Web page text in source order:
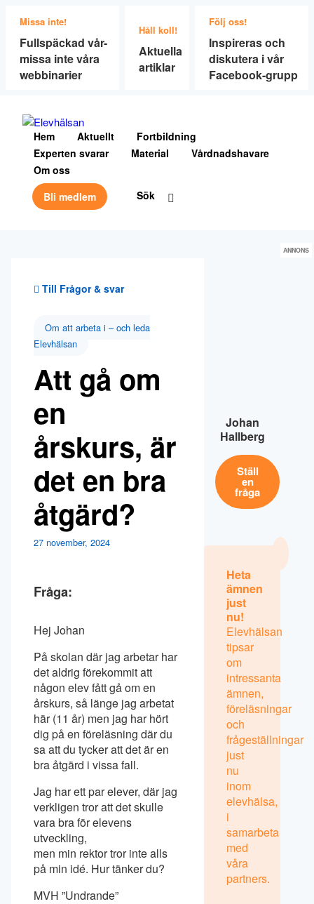
Missa inte!
Fullspäckad vår-
missa inte våra
webbinarier
Håll koll!
Aktuella
artiklar
Följ oss!
Inspireras och
diskutera i vår
Facebook-grupp
Hem Aktuellt
Fortbildning
Experten svarar
Material
Vårdnadshavare
Om oss
Bli medlem
Sök
Till Frågor & svar
Om att arbeta i – och leda
Elevhälsan
Att gå om
en
årskurs, är
det en bra
åtgärd?
27 november, 2024
Fråga:
Hej Johan
På skolan där jag arbetar har
det aldrig förekommit att
någon elev fått gå om en
årskurs, så länge jag arbetat
här (11 år) men jag har hört
dig på en föreläsning där du
sa att du tycker att det är en
bra åtgärd i vissa fall.
Jag har ett par elever, där jag
verkligen tror att det skulle
vara bra för elevens
utveckling,
men min rektor tror inte alls
på min idé. Hur tänker du?
MVH ”Undrande”
Johan
Hallberg
Ställ
en
fråga
Heta
ämnen
just
nu!
Elevhälsan
tipsar
om
intressanta
ämnen,
föreläsningar
och
frågeställningar
just
nu
inom
elevhälsa,
i
samarbeta
med
våra
partners.
ANNONS